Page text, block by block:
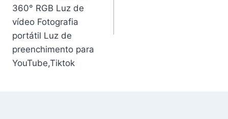
360° RGB Luz de
vídeo Fotografia
portátil Luz de
preenchimento para
YouTube,Tiktok